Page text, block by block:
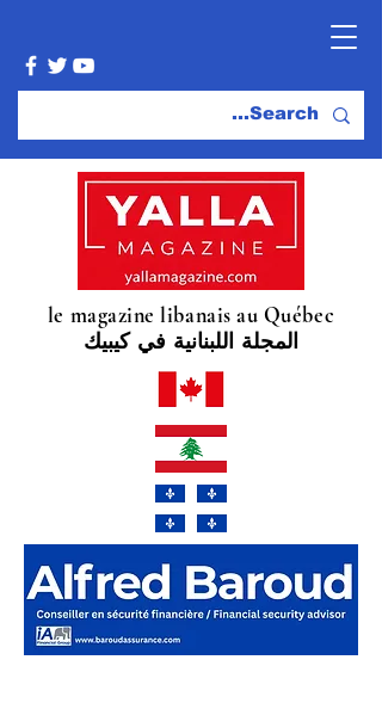
le magazine libanais au Québec
المجلة اللبنانية في كيبيك